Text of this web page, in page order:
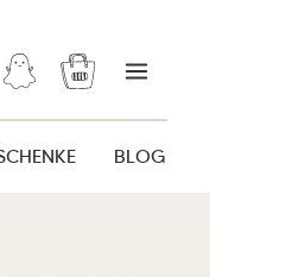
Warenkorb enthält 0
BLOG